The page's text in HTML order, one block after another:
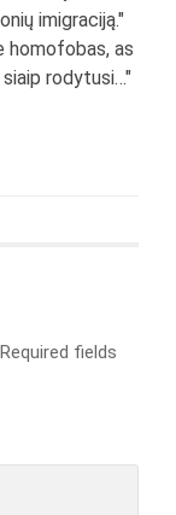
imigraciją."
homofobas, as
rodytusi…"
Required fields